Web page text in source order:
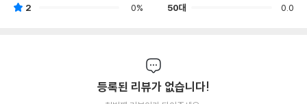
2
0%
50대
0.0
등록된 리뷰가 없습니다!